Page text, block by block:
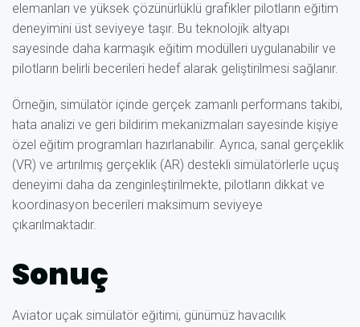
elemanları ve yüksek çözünürlüklü grafikler pilotların eğitim
deneyimini üst seviyeye taşır. Bu teknolojik altyapı
sayesinde daha karmaşık eğitim modülleri uygulanabilir ve
pilotların belirli becerileri hedef alarak geliştirilmesi sağlanır.
Örneğin, simülatör içinde gerçek zamanlı performans takibi,
hata analizi ve geri bildirim mekanizmaları sayesinde kişiye
özel eğitim programları hazırlanabilir. Ayrıca, sanal gerçeklik
(VR) ve artırılmış gerçeklik (AR) destekli simülatörlerle uçuş
deneyimi daha da zenginleştirilmekte, pilotların dikkat ve
koordinasyon becerileri maksimum seviyeye
çıkarılmaktadır.
Sonuç
Aviator uçak simülatör eğitimi, günümüz havacılık